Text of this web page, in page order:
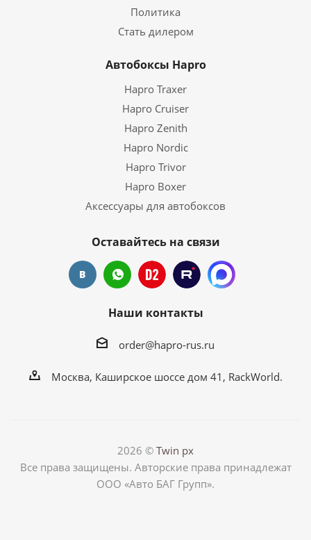
Политика
Стать дилером
Автобоксы Hapro
Hapro Traxer
Hapro Cruiser
Hapro Zenith
Hapro Nordic
Hapro Trivor
Hapro Boxer
Аксессуары для автобоксов
Оставайтесь на связи
Наши контакты
order@hapro-rus.ru
Москва, Каширское шоссе дом 41, RackWorld.
2026 © Twin px
Все права защищены. Авторские права принадлежат
ООО «Авто БАГ Групп».